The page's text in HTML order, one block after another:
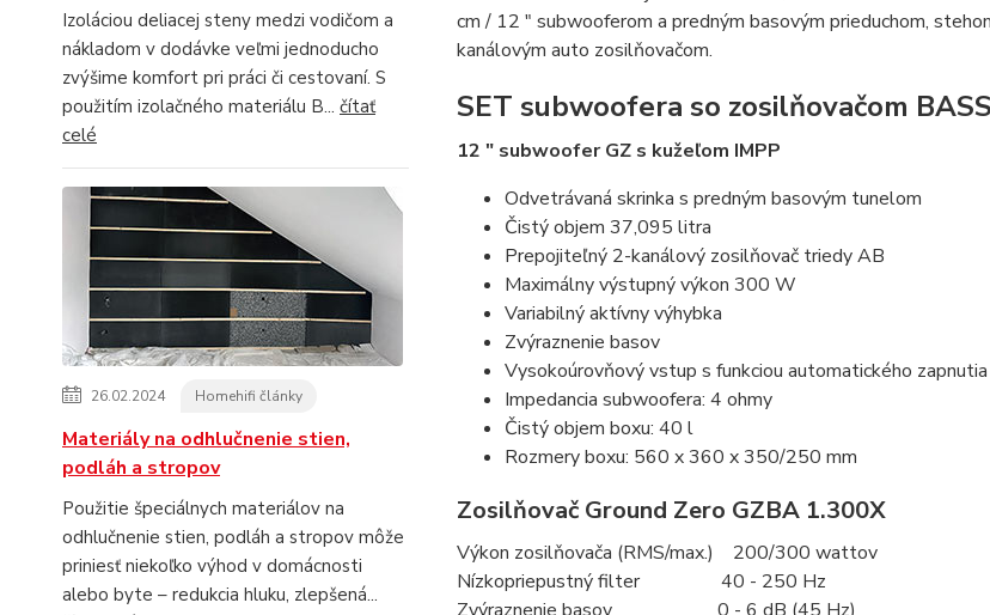
Izoláciou deliacej steny medzi vodičom a
nákladom v dodávke veľmi jednoducho
zvýšime komfort pri práci či cestovaní. S
použitím izolačného materiálu B... čítať
celé
26.02.2024 Homehifi články
Materiály na odhlučnenie stien,
podláh a stropov
Použitie špeciálnych materiálov na
odhlučnenie stien, podláh a stropov môže
priniesť niekoľko výhod v domácnosti
alebo byte – redukcia hluku, zlepšená...
cm / 12 ″ subwooferom a predným basovým prieduchom,
kanálovým auto zosilňovačom.
SET subwoofera so zosilňovačom
12 ″ subwoofer GZ s kužeľom IMPP
Odvetrávaná skrinka s predným basovým tunelom
Čistý objem 37,095 litra
Prepojiteľný 2-kanálový zosilňovač triedy AB
Maximálny výstupný výkon 300 W
Variabilný aktívny výhybka
Zvýraznenie basov
Vysokoúrovňový vstup s funkciou automatického zapnutia
Impedancia subwoofera: 4 ohmy
Čistý objem boxu: 40 l
Rozmery boxu: 560 x 360 x 350/250 mm
Zosilňovač Ground Zero GZBA 1.300X
Výkon zosilňovača (RMS/max.) 200/300 wattov
Nízkopriepustný filter 40 - 250 Hz